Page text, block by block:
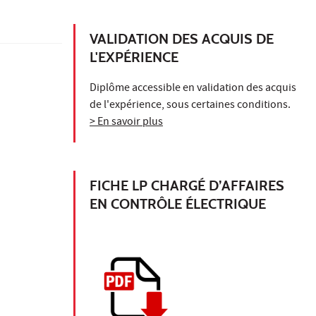
VALIDATION DES ACQUIS DE
L'EXPÉRIENCE
Diplôme accessible en validation des acquis
de l'expérience, sous certaines conditions.
> En savoir plus
FICHE LP CHARGÉ D’AFFAIRES
EN CONTRÔLE ÉLECTRIQUE